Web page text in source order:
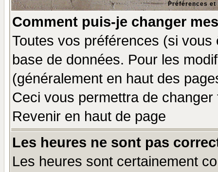
Préférences
Comment puis-je changer
Toutes vos préférences (si
base de données. Pour les
(généralement en haut des
Ceci vous permettra de
Revenir en haut de page
Les heures ne sont pas
Les heures sont certainement